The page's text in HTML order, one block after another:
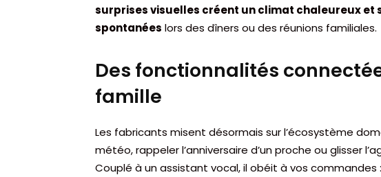
surprises visuelles créent un climat chaleureux et
spontanées lors des dîners ou des réunions familiales.
Des fonctionnalités
famille
Les fabricants misent désormais sur l’écosystème
météo, rappeler l’anniversaire d’un proche ou glisser
Couplé à un assistant vocal, il obéit à vos